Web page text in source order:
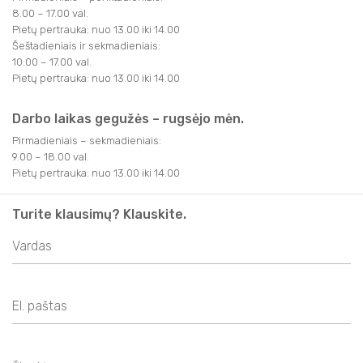
KITI
KALĖDINIAI RENGINIAI
SVEIKATINIMO PASLAUGOS
AKTYVIOS PRAMOGOS
KONFERENCIJŲ ORGANIZAVIMAS
TRAKIEČIO KORTELĖ
NAUDINGA INFORMACIJA
TURISTO RINKLIAVA
LEIDINIAI
INFORMACIJA VERSLUI
8.00 – 17.00 val.
Pietų pertrauka: nuo 13.00 iki 14.00
Šeštadieniais ir sekmadieniais:
10.00 – 17.00 val.
Pietų pertrauka: nuo 13.00 iki 14.00
Darbo laikas gegužės – rugsėjo mėn.
Pirmadieniais – sekmadieniais:
9.00 – 18.00 val.
Pietų pertrauka: nuo 13.00 iki 14.00
Turite klausimų? Klauskite.
FILMAI
KALĖDINIAI RENGINIAI
TRAKAI JUMS
KONFERENCIJŲ ORGANIZAVIMAS
TRAKIEČIO KORTELĖ
STOVYKLOS